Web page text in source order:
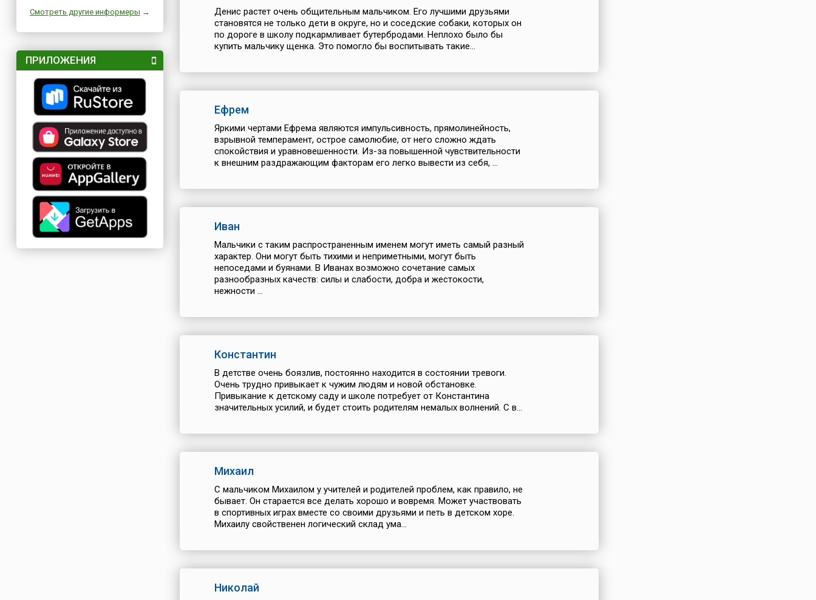
Смотреть другие информеры →
ПРИЛОЖЕНИЯ
Денис растет очень общительным мальчиком. Его лучшими друзьями
становятся не только дети в округе, но и соседские собаки, которых он
по дороге в школу подкармливает бутербродами. Неплохо было бы
купить мальчику щенка. Это помогло бы воспитывать такие...
Ефрем
Яркими чертами Ефрема являются импульсивность, прямолинейность,
взрывной темперамент, острое самолюбие, от него сложно ждать
спокойствия и уравновешенности. Из-за повышенной чувствительности
к внешним раздражающим факторам его легко вывести из себя, ...
Иван
Мальчики с таким распространенным именем могут иметь самый разный
характер. Они могут быть тихими и неприметными, могут быть
непоседами и буянами. В Иванах возможно сочетание самых
разнообразных качеств: силы и слабости, добра и жестокости,
нежности ...
Константин
В детстве очень боязлив, постоянно находится в состоянии тревоги.
Очень трудно привыкает к чужим людям и новой обстановке.
Привыкание к детскому саду и школе потребует от Константина
значительных усилий, и будет стоить родителям немалых волнений. С в...
Михаил
С мальчиком Михаилом у учителей и родителей проблем, как правило, не
бывает. Он старается все делать хорошо и вовремя. Может участвовать
в спортивных играх вместе со своими друзьями и петь в детском хоре.
Михаилу свойственен логический склад ума...
Николай